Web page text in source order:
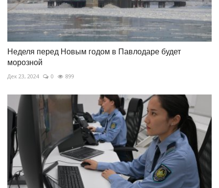
Неделя перед Новым годом в Павлодаре будет
морозной
Дек 23, 2024 0 899